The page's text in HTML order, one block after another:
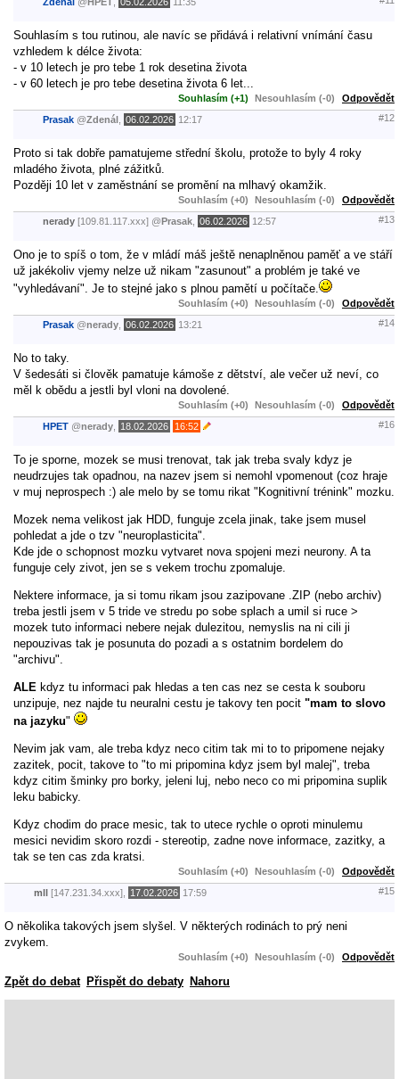
Souhlasím s tou rutinou, ale navíc se přidává i relativní vnímání času
vzhledem k délce života:
- v 10 letech je pro tebe 1 rok desetina života
- v 60 letech je pro tebe desetina života 6 let...
Souhlasím (+1) Nesouhlasím (-0) Odpovědět
Prasak @Zdenál 06.02.2026 12:17 #12
Proto si tak dobře pamatujeme střední školu, protože to byly 4 roky
mladého života, plné zážitků.
Později 10 let v zaměstnání se promění na mlhavý okamžik.
Souhlasím (+0) Nesouhlasím (-0) Odpovědět
nerady [109.81.117.xxx] @Prasak 06.02.2026 12:57 #13
Ono je to spíš o tom, že v mládí máš ještě nenaplněnou paměť a ve stáří
už jakékoliv vjemy nelze už nikam "zasunout" a problém je také ve
"vyhledávaní". Je to stejné jako s plnou pamětí u počítače.
Souhlasím (+0) Nesouhlasím (-0) Odpovědět
Prasak @nerady 06.02.2026 13:21 #14
No to taky.
V šedesáti si člověk pamatuje kámoše z dětství, ale večer už neví, co
měl k obědu a jestli byl vloni na dovolené.
Souhlasím (+0) Nesouhlasím (-0) Odpovědět
HPET @nerady 18.02.2026 16:52 #16
To je sporne, mozek se musi trenovat, tak jak treba svaly kdyz je
neudrzujes tak opadnou, na nazev jsem si nemohl vpomenout (coz hraje
v muj neprospech :) ale melo by se tomu rikat "Kognitivní trénink" mozku.
Mozek nema velikost jak HDD, funguje zcela jinak, take jsem musel
pohledat a jde o tzv "neuroplasticita".
Kde jde o schopnost mozku vytvaret nova spojeni mezi neurony. A ta
funguje cely zivot, jen se s vekem trochu zpomaluje.
Nektere informace, ja si tomu rikam jsou zazipovane .ZIP (nebo archiv)
treba jestli jsem v 5 tride ve stredu po sobe splach a umil si ruce >
mozek tuto informaci nebere nejak dulezitou, nemyslis na ni cili ji
nepouzivas tak je posunuta do pozadi a s ostatnim bordelem do
"archivu".
ALE kdyz tu informaci pak hledas a ten cas nez se cesta k souboru
unzipuje, nez najde tu neuralni cestu je takovy ten pocit "mam to slovo
na jazyku"
Nevim jak vam, ale treba kdyz neco citim tak mi to to pripomene nejaky
zazitek, pocit, takove to "to mi pripomina kdyz jsem byl malej", treba
kdyz citim šminky pro borky, jeleni luj, nebo neco co mi pripomina suplik
leku babicky.
Kdyz chodim do prace mesic, tak to utece rychle o oproti minulemu
mesici nevidim skoro rozdi - stereotip, zadne nove informace, zazitky, a
tak se ten cas zda kratsi.
Souhlasím (+0) Nesouhlasím (-0) Odpovědět
mll [147.231.34.xxx], 17.02.2026 17:59 #15
O několika takových jsem slyšel. V některých rodinách to prý neni
zvykem.
Souhlasím (+0) Nesouhlasím (-0) Odpovědět
Zpět do debat Přispět do debaty Nahoru